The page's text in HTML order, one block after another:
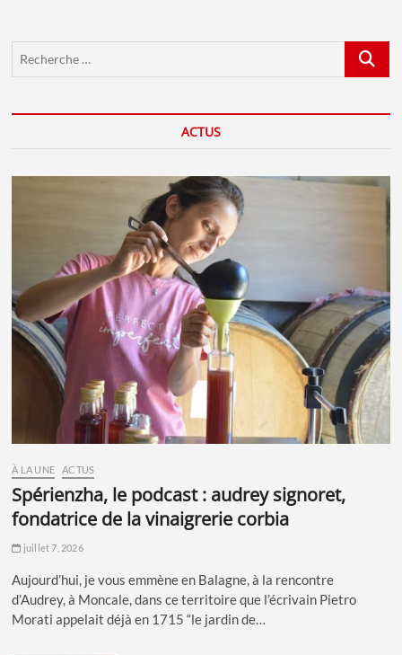
ACTUS
À LA UNE ACTUS
spérienzha, le podcast : audrey signoret,
fondatrice de la vinaigrerie corbia
juillet 7, 2026
Aujourd’hui, je vous emmène en Balagne, à la rencontre
d’Audrey, à Moncale, dans ce territoire que l’écrivain Pietro
Morati appelait déjà en 1715 “le jardin de…